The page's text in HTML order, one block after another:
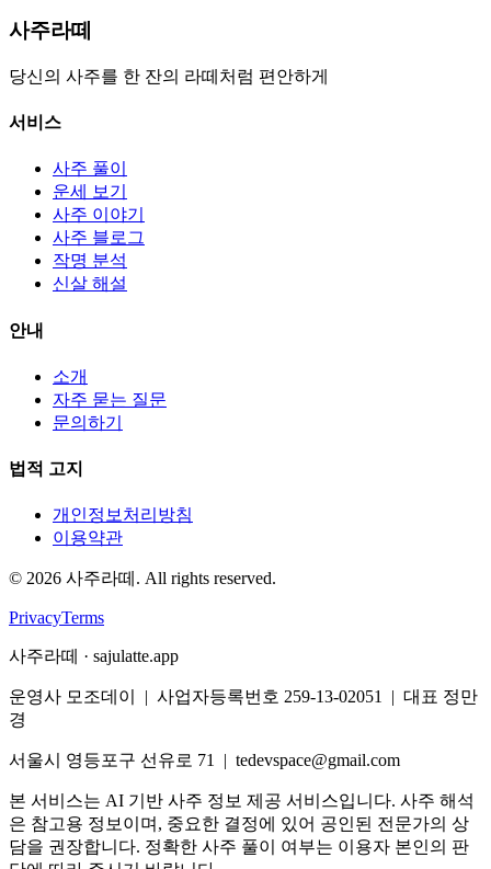
사주라떼
당신의 사주를 한 잔의 라떼처럼 편안하게
서비스
사주 풀이
운세 보기
사주 이야기
사주 블로그
작명 분석
신살 해설
안내
소개
자주 묻는 질문
문의하기
법적 고지
개인정보처리방침
이용약관
© 2026 사주라떼. All rights reserved.
PrivacyTerms
사주라떼 · sajulatte.app
운영사 모조데이 | 사업자등록번호 259-13-02051 | 대표 정만
경
서울시 영등포구 선유로 71 | tedevspace@gmail.com
본 서비스는 AI 기반 사주 정보 제공 서비스입니다. 사주 해석
은 참고용 정보이며, 중요한 결정에 있어 공인된 전문가의 상
담을 권장합니다. 정확한 사주 풀이 여부는 이용자 본인의 판